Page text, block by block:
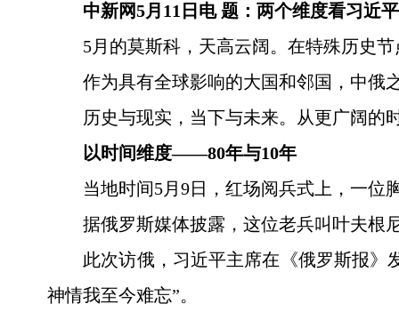
中新网5月11日电 题：两个维度看习近
5月的莫斯科，天高云阔。在特殊历史
作为具有全球影响的大国和邻国，中俄
历史与现实，当下与未来。从更广阔的
以时间维度——80年与10年
当地时间5月9日，红场阅兵式上，一位
据俄罗斯媒体披露，这位老兵叫叶夫根
此次访俄，习近平主席在《俄罗斯报》
神情我至今难忘”。